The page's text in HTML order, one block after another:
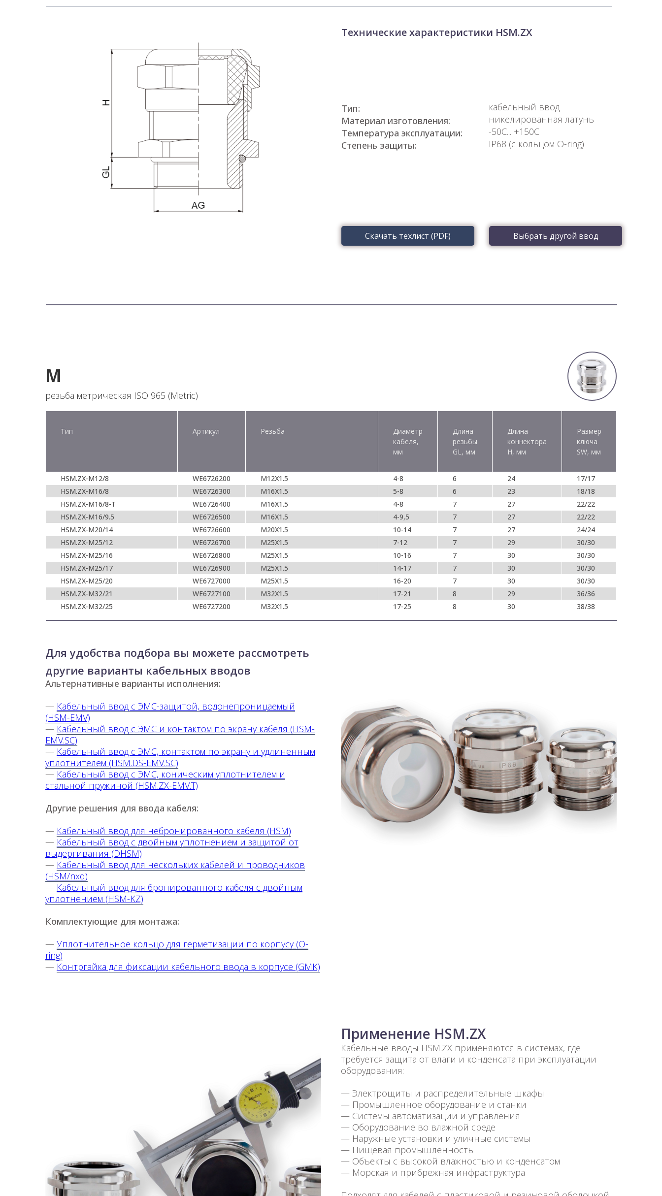
Скачать техлист (PDF) Выбрать другой ввод
Технические характеристики HSM.ZX
кабельный ввод
никелированная латунь
-50С... +150С
IP68 (с кольцом O-ring)
Тип:
Материал изготовления:
Температура эксплуатации:
Степень защиты:
M
резьба метрическая ISO 965 (Metric)
Тип Артикул Резьба
Диаметр
кабеля,
мм
Длина
резьбы
GL, мм
Длина
коннектора
H, мм
Размер
ключа
SW, мм
HSM.ZX-M12/8 WE6726200 M12X1.5 4-8 6 24
17/17
HSM.ZX-M16/8
WE6726300 M16X1.5 5-8 6 23
18/18
HSM.ZX-M16/8-T
WE6726400 M16X1.5 4-8 7 27
22/22
HSM.ZX-M16/9.5
WE6726500 M16X1.5 4-9,5 7 27
22/22
HSM.ZX-M20/14
WE6726600 M20X1.5 10-14 7 27
24/24
HSM.ZX-M25/12
WE6726700 M25X1.5 7-12 7 29
30/30
HSM.ZX-M25/16
WE6726800 M25X1.5 10-16 7 30
30/30
HSM.ZX-M25/17
WE6726900 M25X1.5 14-17 7 30
30/30
HSM.ZX-M25/20
WE6727000 M25X1.5 16-20 7 30
30/30
HSM.ZX-M32/21
WE6727100 M32X1.5 17-21 8 29
36/36
HSM.ZX-M32/25
WE6727200 M32X1.5 17-25 8 30 38/38
Для удобства подбора вы можете рассмотреть
другие варианты кабельных вводов
Альтернативные варианты исполнения:
— Кабельный ввод с ЭМС-защитой, водонепроницаемый
(HSM-EMV)
— Кабельный ввод с ЭМС и контактом по экрану кабеля (HSM-
EMV.SC)
— Кабельный ввод с ЭМС, контактом по экрану и удлиненным
уплотнителем (HSM.DS-EMV.SC)
— Кабельный ввод с ЭМС, коническим уплотнителем и
стальной пружиной (HSM.ZX-EMV.T)
Другие решения для ввода кабеля:
— Кабельный ввод для небронированного кабеля (HSM)
— Кабельный ввод с двойным уплотнением и защитой от
выдергивания (DHSM)
— Кабельный ввод для нескольких кабелей и проводников
(HSM/nxd)
— Кабельный ввод для бронированного кабеля с двойным
уплотнением (HSM-KZ)
Комплектующие для монтажа:
— Уплотнительное кольцо для герметизации по корпусу(O-
ring)
— Контргайка для фиксации кабельного ввода в корпусе (GMK)
Применение HSM.ZX
Кабельные вводы HSM.ZX применяются в системах, где
требуется защита от влаги и конденсата при эксплуатации
оборудования:
— Электрощиты и распределительные шкафы
— Промышленное оборудование и станки
— Системы автоматизации и управления
— Оборудование во влажной среде
— Наружные установки и уличные системы
— Пищевая промышленность
— Объекты с высокой влажностью и конденсатом
— Морская и прибрежная инфраструктура